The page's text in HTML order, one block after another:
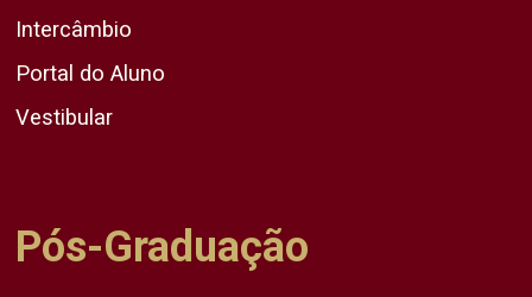
Intercâmbio
Portal do Aluno
Vestibular
Pós-Graduação